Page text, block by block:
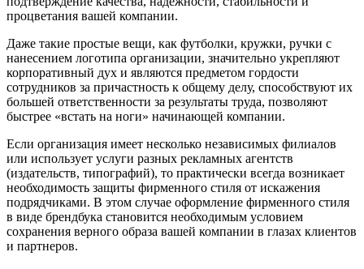
процветания вашей компании.
Даже такие простые вещи, как футболки, кружки, ручки с
нанесением логотипа организации, значительно укрепляют
корпоративный дух и являются предметом гордости
сотрудников за причастность к общему делу, способствуют их
большей ответственности за результаты труда, позволяют
быстрее «встать на ноги» начинающей компании.
Если организация имеет несколько независимых филиалов
или использует услуги разных рекламных агентств
(издательств, типографий), то практически всегда возникает
необходимость защиты фирменного стиля от искажения
подрядчиками. В этом случае оформление фирменного стиля
в виде брендбука становится необходимым условием
сохранения верного образа вашей компании в глазах клиентов
и партнеров.